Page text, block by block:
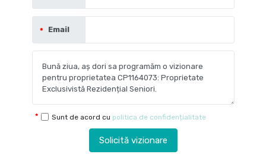
Email
Sunt de acord cu politica de confidențialitate
Solicită vizionare